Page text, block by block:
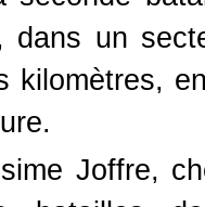
dans un
kilomètres,
Joffre,